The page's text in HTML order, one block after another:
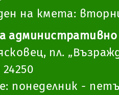
на кмета:
административно
пл.
24250
понеделник -